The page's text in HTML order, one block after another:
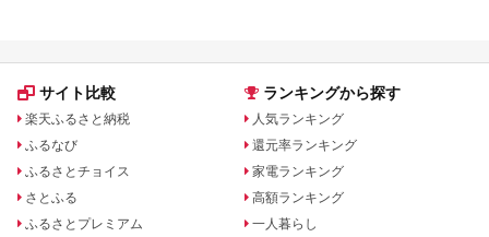
サイト比較
楽天ふるさと納税
ふるなび
ふるさとチョイス
さとふる
ふるさとプレミアム
ランキングから探す
人気ランキング
還元率ランキング
家電ランキング
高額ランキング
一人暮らし